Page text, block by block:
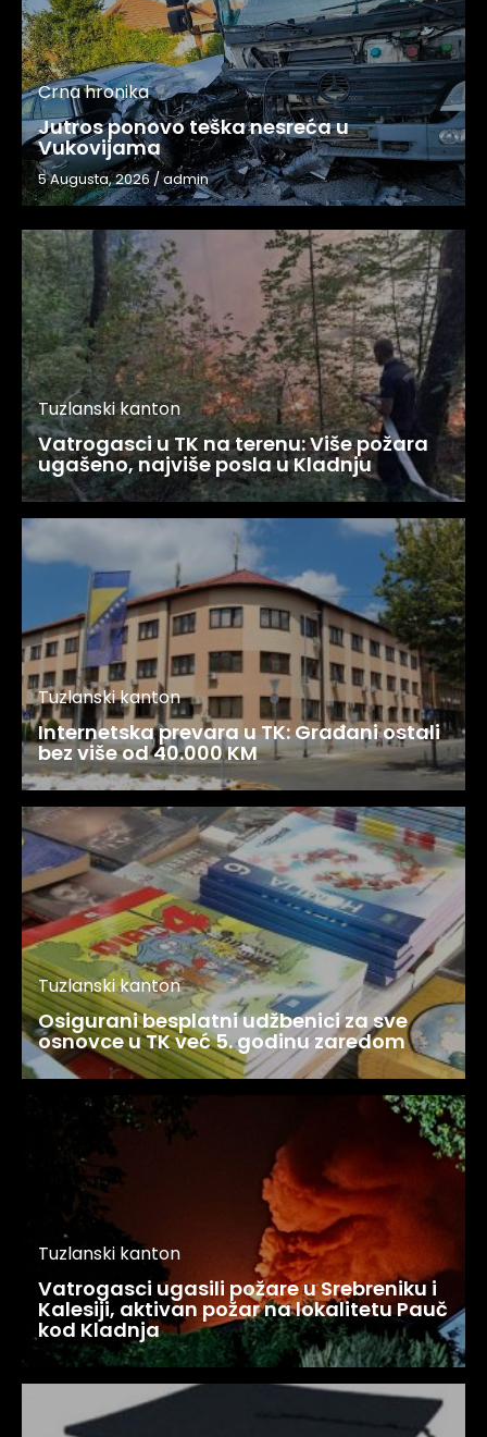
Crna hronika
Jutros ponovo teška nesreća u
Vukovijama
5 Augusta, 2026/admin
Tuzlanski kanton
Vatrogasci u TK na terenu: Više požara
ugašeno, najviše posla u Kladnju
Tuzlanski kanton
Internetska prevara u TK: Građani ostali
bez više od 40.000 KM
Tuzlanski kanton
Osigurani besplatni udžbenici za sve
osnovce u TK već 5. godinu zaredom
Tuzlanski kanton
Vatrogasci ugasili požare u Srebreniku i
Kalesiji, aktivan požar na lokalitetu Pauč
kod Kladnja